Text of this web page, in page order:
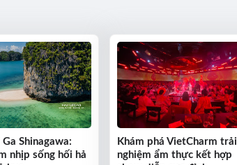
Ga Shinagawa:
nhịp sống hối hả
Khám phá VietCharm trải
nghiệm ẩm thực kết hợp